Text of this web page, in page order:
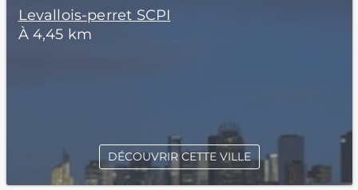
Levallois-perret SCPI
À 4,45 km
DÉCOUVRIR CETTE VILLE